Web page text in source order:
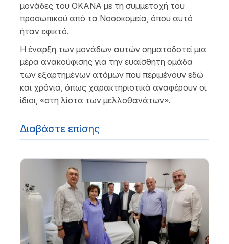
μονάδες του ΟΚΑΝΑ με τη συμμετοχή του
προσωπικού από τα Νοσοκομεία, όπου αυτό
ήταν εφικτό.
Η έναρξη των μονάδων αυτών σηματοδοτεί μια
μέρα ανακούφισης για την ευαίσθητη ομάδα
των εξαρτημένων ατόμων που περιμένουν εδώ
και χρόνια, όπως χαρακτηριστικά αναφέρουν οι
ίδιοι, «στη λίστα των μελλοθανάτων».
Διαβάστε επίσης